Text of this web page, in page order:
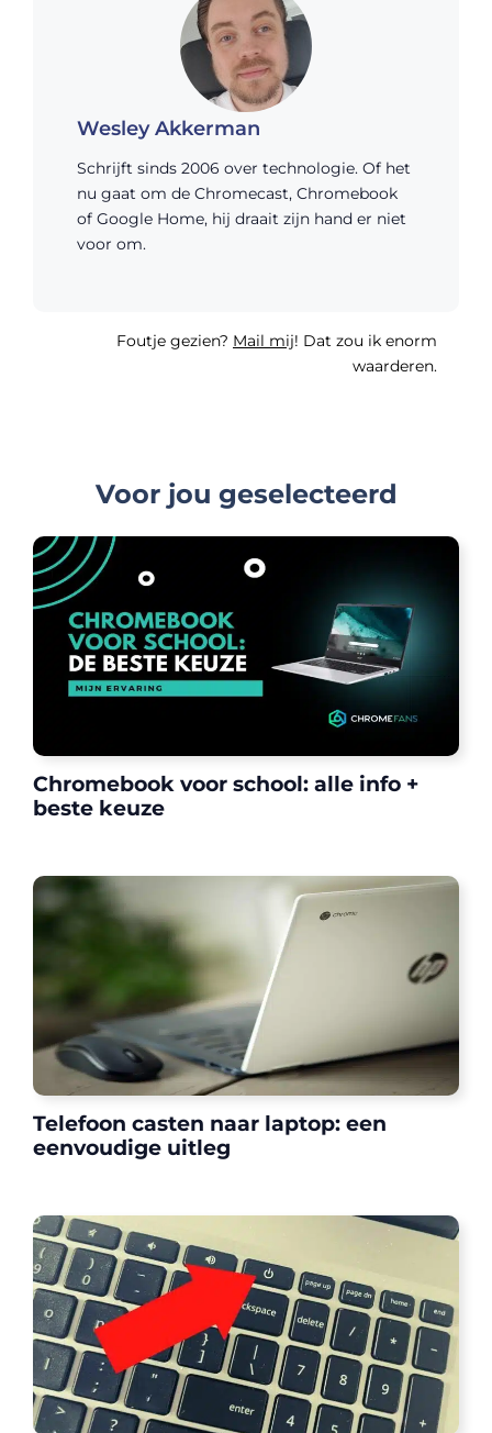
Wesley Akkerman
Schrijft sinds 2006 over technologie. Of het
nu gaat om de Chromecast, Chromebook
of Google Home, hij draait zijn hand er niet
voor om.
Foutje gezien? Mail mij! Dat zou ik enorm
waarderen.
Voor jou geselecteerd
Chromebook voor school: alle info +
beste keuze
Telefoon casten naar laptop: een
eenvoudige uitleg